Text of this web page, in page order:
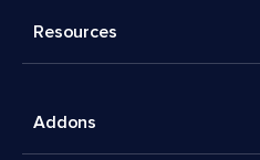
Resources
Addons